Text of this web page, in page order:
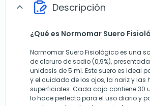
expand_more Descripción
¿Qué es Normomar Suero
Normomar Suero Fisiológico es una
de cloruro de sodio (0,9%),
unidosis de 5 ml. Este suero es ideal
y el cuidado de los ojos, la nariz y las
superficiales. Cada caja contiene 30
lo hace perfecto para el uso diario y